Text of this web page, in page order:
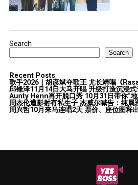
Search
Search
Recent Posts
歌手2026｜胡彦斌夺歌王 尤长靖唱《
邱锋泽11月14日大马开唱 升级打造沉浸
Aunty Henn再开脱口秀 10月31日带你“地
周杰伦遭影射有私生子 杰威尔喊告：纯属
周兴哲10月来马连唱2天 票价、座位图释